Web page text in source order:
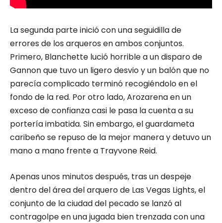
La segunda parte inició con una seguidilla de
errores de los arqueros en ambos conjuntos.
Primero, Blanchette lució horrible a un disparo de
Gannon que tuvo un ligero desvio y un balón que no
parecía complicado terminó recogiéndolo en el
fondo de la red. Por otro lado, Arozarena en un
exceso de confianza casi le pasa la cuenta a su
portería imbatida. Sin embargo, el guardameta
caribeño se repuso de la mejor manera y detuvo un
mano a mano frente a Trayvone Reid.
Apenas unos minutos después, tras un despeje
dentro del área del arquero de Las Vegas Lights, el
conjunto de la ciudad del pecado se lanzó al
contragolpe en una jugada bien trenzada con una